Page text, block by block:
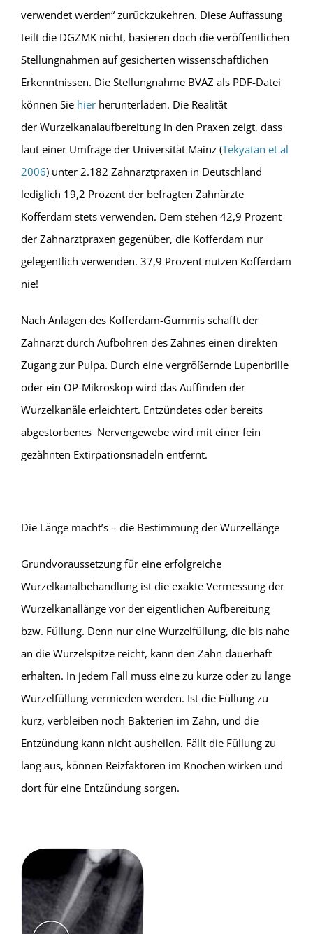
verwendet werden“ zurückzukehren. Diese Auffassung
teilt die DGZMK nicht, basieren doch die veröffentlichen
Stellungnahmen auf gesicherten wissenschaftlichen
Erkenntnissen. Die Stellungnahme BVAZ als PDF-Datei
können Sie hierherunterladen. Die Realität
der Wurzelkanalaufbereitung in den Praxen zeigt, dass
laut einer Umfrage der Universität Mainz (Tekyatan et al
2006) unter 2.182 Zahnarztpraxen in Deutschland
lediglich 19,2 Prozent der befragten Zahnärzte
Kofferdam stets verwenden. Dem stehen 42,9 Prozent
der Zahnarztpraxen gegenüber, die Kofferdam nur
gelegentlich verwenden. 37,9 Prozent nutzen Kofferdam
nie!
Nach Anlagen des Kofferdam-Gummis schafft der
Zahnarzt durch Aufbohren des Zahnes einen direkten
Zugang zur Pulpa. Durch eine vergrößernde Lupenbrille
oder ein OP-Mikroskop wird das Auffinden der
Wurzelkanäle erleichtert. Entzündetes oder bereits
abgestorbenes Nervengewebe wird mit einer fein
gezähnten Extirpationsnadeln entfernt.
Die Länge macht’s – die Bestimmung der Wurzellänge
Grundvoraussetzung für eine erfolgreiche
Wurzelkanalbehandlung ist die exakte Vermessung der
Wurzelkanallänge vor der eigentlichen Aufbereitung
bzw. Füllung. Denn nur eine Wurzelfüllung, die bis nahe
an die Wurzelspitze reicht, kann den Zahn dauerhaft
erhalten. In jedem Fall muss eine zu kurze oder zu lange
Wurzelfüllung vermieden werden. Ist die Füllung zu
kurz, verbleiben noch Bakterien im Zahn, und die
Entzündung kann nicht ausheilen. Fällt die Füllung zu
lang aus, können Reizfaktoren im Knochen wirken und
dort für eine Entzündung sorgen.